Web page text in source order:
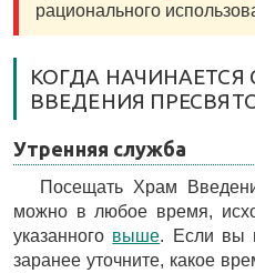
рационального
КОГДА НАЧИНАЕТСЯ
ВВЕДЕНИЯ
Утренняя служба
Посещать Храм
можно в любое время,
указанного выше. Если вы
заранее уточните, какое